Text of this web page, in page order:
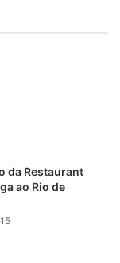
da Restaurant
ao Rio de